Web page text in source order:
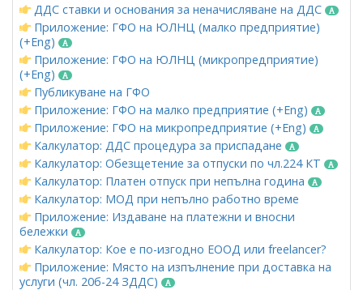
ДДС ставки и основания за неначисляване на ДДС
Приложение: ГФО на ЮЛНЦ (малко предприятие)
(+Eng)
Приложение: ГФО на ЮЛНЦ (микропредприятие)
(+Eng)
Публикуване на ГФО
Приложение: ГФО на малко предприятие (+Eng)
Приложение: ГФО на микропредприятие (+Eng)
Калкулатор: ДДС процедура за приспадане
Калкулатор: Обезщетение за отпуски по чл.224 КТ
Калкулатор: Платен отпуск при непълна година
Калкулатор: МОД при непълно работно време
Приложение: Издаване на платежни и вносни
бележки
Калкулатор: Кое е по-изгодно ЕООД или freelancer?
Приложение: Място на изпълнение при доставка на
услуги (чл. 20б-24 ЗДДС)